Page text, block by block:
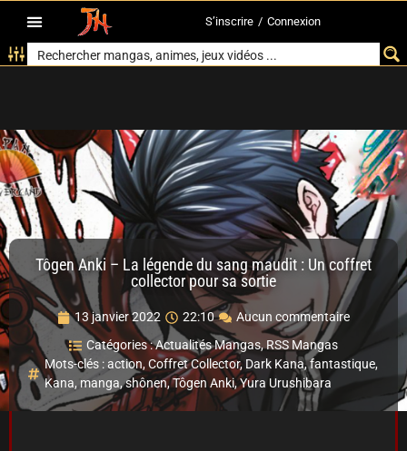
S’inscrire / Connexion
Tôgen Anki – La légende du sang maudit : Un coffret
collector pour sa sortie
13 janvier 2022 22:10
Aucun commentaire
Catégories :Actualités Mangas, RSS Mangas
Mots-clés :action,Coffret Collector, Dark Kana,fantastique,
Kana, manga,shônen,Tôgen Anki,Yura Urushibara